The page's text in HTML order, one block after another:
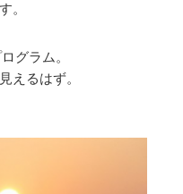
。
グラム。
えるはず。